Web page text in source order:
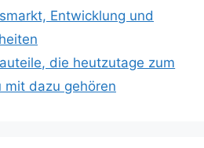
Entwicklung und
die heutzutage zum
mit dazu gehören